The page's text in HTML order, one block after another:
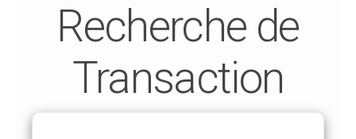
Recherche de
Transaction